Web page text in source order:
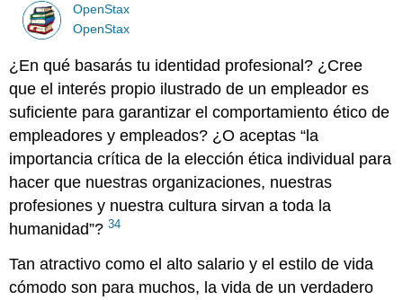
OpenStax
OpenStax
¿En qué basarás tu identidad profesional? ¿Cree
que el interés propio ilustrado de un empleador es
suficiente para garantizar el comportamiento ético de
empleadores y empleados? ¿O aceptas “la
importancia crítica de la elección ética individual para
hacer que nuestras organizaciones, nuestras
profesiones y nuestra cultura sirvan a toda la
humanidad”?34
Tan atractivo como el alto salario y el estilo de vida
cómodo son para muchos, la vida de un verdadero